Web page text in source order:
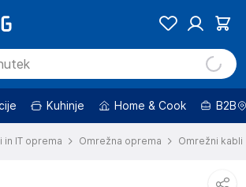
Kuhinje Home & Cook B2B
in IT oprema Omrežna oprema Omrežni kabli